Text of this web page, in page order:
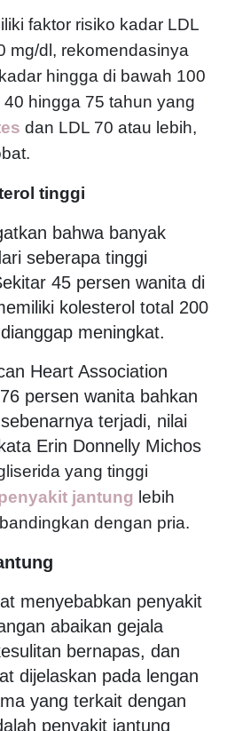
faktor risiko kadar LDL
mg/dl, rekomendasinya
hingga di bawah 100
hingga 75 tahun yang
dan LDL 70 atau lebih,
tinggi
bahwa banyak
seberapa tinggi
45 persen wanita di
kolesterol total 200
meningkat.
Heart Association
persen wanita bahkan
terjadi, nilai
Erin Donnelly Michos
yang tinggi
jantung lebih
dengan pria.
menyebabkan penyakit
abaikan gejala
bernapas, dan
dijelaskan pada lengan
yang terkait dengan
penyakit jantung